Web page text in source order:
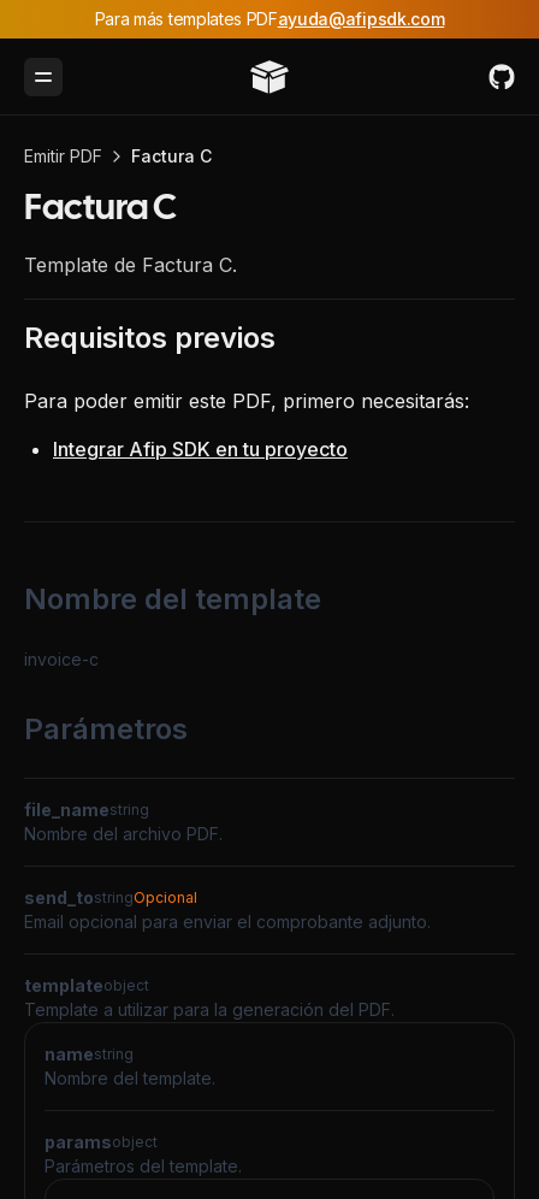
Para más templates PDFayuda@afipsdk.com
Toggle Menu
Emitir PDF Factura C
Factura C
Template de Factura C.
Requisitos previos
Para poder emitir este PDF, primero necesitarás:
Integrar Afip SDK en tu proyecto
Nombre del template
invoice-c
Parámetros
file_namestring
Nombre del archivo PDF.
send_tostringOpcional
Email opcional para enviar el comprobante adjunto.
templateobject
Template a utilizar para la generación del PDF.
namestring
Nombre del template.
paramsobject
Parámetros del template.